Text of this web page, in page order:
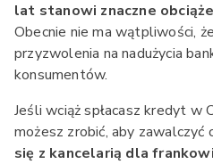
lat stanowi znaczne
Obecnie nie ma wątpliwości,
przyzwolenia na nadużycia
konsumentów.
Jeśli wciąż spłacasz kredyt w
możesz zrobić, aby zawalczyć
się z kancelarią dla